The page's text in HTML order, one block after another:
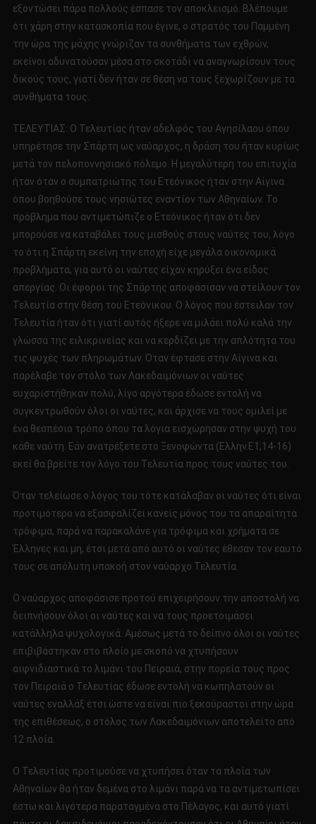
εξοντώσει πάρα πολλούς έσπασε τον αποκλεισμό. Βλέπουμε
ότι χάρη στην κατασκοπία που έγινε, ο στρατός του Παμμένη
την ώρα της μάχης γνώριζαν τα συνθήματα των εχθρών,
εκείνοι αδυνατούσαν μέσα στο σκοτάδι να αναγνωρίσουν τους
δικούς τους, γιατί δεν ήταν σε θέση να τους ξεχωρίζουν με τα
συνθήματα τους.
ΤΕΛΕΥΤΙΑΣ: Ο Τελευτίας ήταν αδελφός του Αγησίλαου όπου
υπηρέτησε την Σπάρτη ως ναύαρχος, η δράση του ήταν κυρίως
μετά τον πελοποννησιακό πόλεμο. Η μεγαλύτερη του επιτυχία
ήταν όταν ο συμπατριώτης του Ετεόνικος ήταν στην Αίγινα
όπου βοηθούσε τους νησιώτες εναντίον των Αθηναίων. Το
πρόβλημα που αντιμετώπιζε ο Ετεόνικος ήταν ότι δεν
μπορούσε να καταβάλει τους μισθούς στους ναύτες του, λόγο
το ότι η Σπάρτη εκείνη την εποχή είχε μεγάλα οικονομικά
προβλήματα, για αυτό οι ναύτες είχαν κηρύξει ένα είδος
απεργίας. Οι έφοροι της Σπάρτης αποφάσισαν να στείλουν τον
Τελευτία στην θέση του Ετεόνικου. Ο λόγος που έστειλαν τον
Τελευτία ήταν ότι γιατί αυτός ήξερε να μιλάει πολύ καλά την
γλώσσα της ειλικρινείας και να κερδίζει με την απλότητα του
τις ψυχές των πληρωμάτων. Όταν έφτασε στην Αίγινα και
παρέλαβε τον στόλο των Λακεδαιμόνιων οι ναύτες
ευχαριστήθηκαν πολύ, λίγο αργότερα έδωσε εντολή να
συγκεντρωθούν όλοι οι ναύτες, και άρχισε να τους ομιλεί με
ένα θεσπέσιο τρόπο όπου τα λόγια εισχώρησαν στην ψυχή του
κάθε ναύτη. Εάν ανατρέξετε στο Ξενοφώντα (Ελλην.Ε1,14-16)
εκεί θα βρείτε τον λόγο του Τελευτία προς τους ναύτες του.
Όταν τελείωσε ο λόγος του τότε κατάλαβαν οι ναύτες ότι είναι
προτιμότερο να εξασφαλίζει κανείς μόνος του τα απαραίτητα
τρόφιμα, παρά να παρακαλάνε για τρόφιμα και χρήματα σε
Έλληνες και μη, έτσι μετά από αυτό οι ναύτες έθεσαν τον εαυτό
τους σε απόλυτη υπακοή στον ναύαρχο Τελευτία.
Ο ναύαρχος αποφάσισε προτού επιχειρήσουν την αποστολή να
δειπνήσουν όλοι οι ναύτες και να τους προετοιμάσει
κατάλληλα ψυχολογικά. Αμέσως μετά το δείπνο όλοι οι ναύτες
επιβιβάστηκαν στο πλοίο με σκοπό να χτυπήσουν
αιφνιδιαστικά το λιμάνι του Πειραιά, στην πορεία τους προς
τον Πειραιά ο Τελευτίας έδωσε εντολή να κωπηλατούν οι
ναύτες εναλλάξ έτσι ώστε να είναι πιο ξεκούραστοι στην ώρα
της επιθέσεως, ο στόλος των Λακεδαιμόνιων αποτελείτο από
12 πλοία.
Ο Τελευτίας προτιμούσε να χτυπήσει όταν τα πλοία των
Αθηναίων θα ήταν δεμένα στο λιμάνι παρά να τα αντιμετωπίσει
έστω και λιγότερα παραταγμένα στο Πέλαγος, και αυτό γιατί